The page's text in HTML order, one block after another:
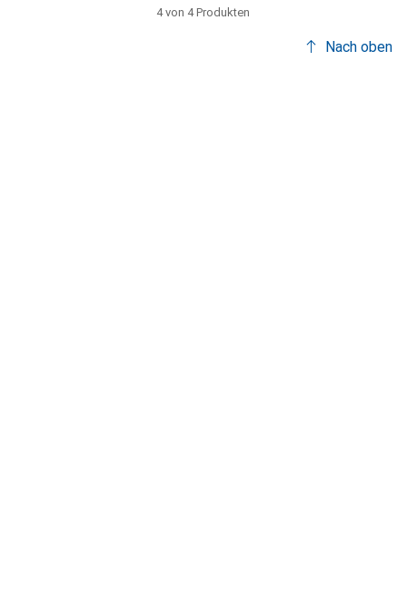
4 von 4 Produkten
Nach oben